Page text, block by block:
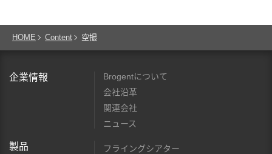
HOME Content 空撮
企業情報
Brogentについて
会社沿革
関連会社
ニュース
製品
フライングシアター